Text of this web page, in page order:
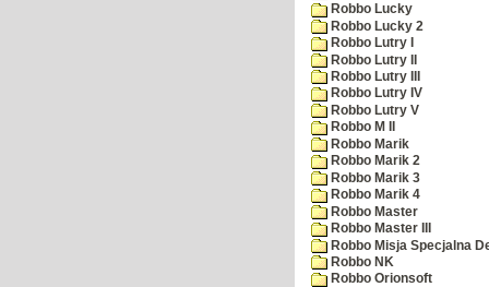
Robbo Lucky
Robbo Lucky 2
Robbo Lutry I
Robbo Lutry II
Robbo Lutry III
Robbo Lutry IV
Robbo Lutry V
Robbo M II
Robbo Marik
Robbo Marik 2
Robbo Marik 3
Robbo Marik 4
Robbo Master
Robbo Master III
Robbo Misja Specjalna
Robbo NK
Robbo Orionsoft